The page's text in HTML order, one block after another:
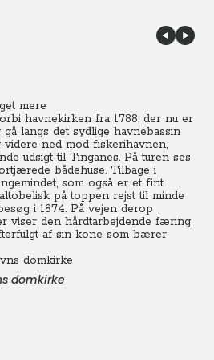
mere
havnekirken fra 1788, der nu er
langs det sydlige havnebassin
ned mod fiskerihavnen,
udsigt til Tinganes. På turen ses
bådehuse. Tilbage i
som også er et fint
på toppen rejst til minde
i 1874. På vejen derop
viser den hårdtarbejdende færing
af sin kone som bærer
domkirke